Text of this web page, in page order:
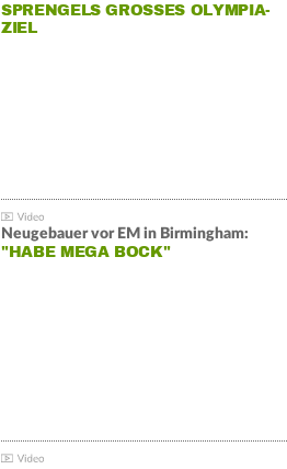
SPRENGELS GROSSES OLYMPIA-Z
IEL
Neugebauer vor EM in Birmingham:
"HABE MEGA BOCK"